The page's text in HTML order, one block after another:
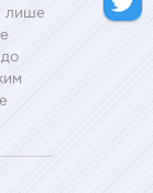
лише